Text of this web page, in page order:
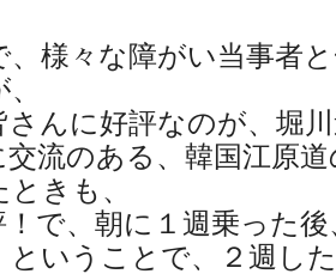
、様々な障がい当事者
さんに好評なのが、堀
交流のある、韓国江原
きも、
！で、朝に１週乗った
ということで、２週し